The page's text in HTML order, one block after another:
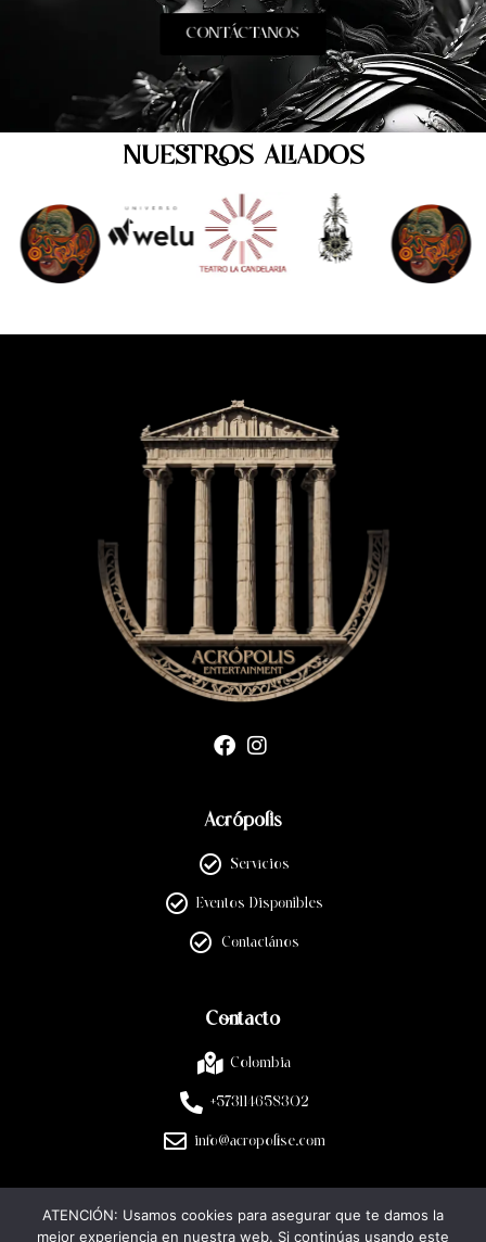
CONTÁCTANOS
NUESTROS ALIADOS
Acrópolis
Servicios
Eventos Disponibles
Contactános
Contacto
Colombia
+573114658302
info@acropolise.com
Legal
ATENCIÓN: Usamos cookies para asegurar que te damos la
mejor experiencia en nuestra web. Si continúas usando este